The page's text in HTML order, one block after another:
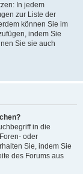
In jedem
zur Liste der
können Sie im
indem Sie
Sie sie auch
in die
oder
Sie, indem Sie
des Forums aus